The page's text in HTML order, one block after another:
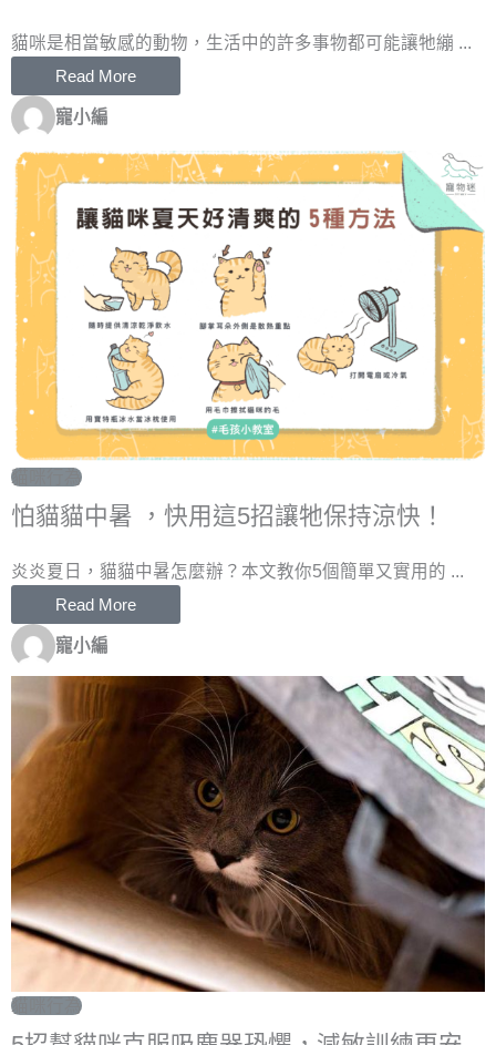
貓咪是相當敏感的動物，生活中的許多事物都可能讓牠繃 ...
Read More
寵小編
貓咪行為
怕貓貓中暑 ，快用這5招讓牠保持涼快！
炎炎夏日，貓貓中暑怎麼辦？本文教你5個簡單又實用的 ...
Read More
寵小編
貓咪行為